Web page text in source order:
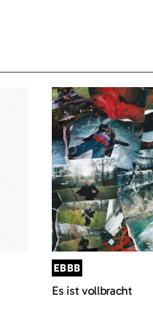
EBBB
Es ist vollbracht